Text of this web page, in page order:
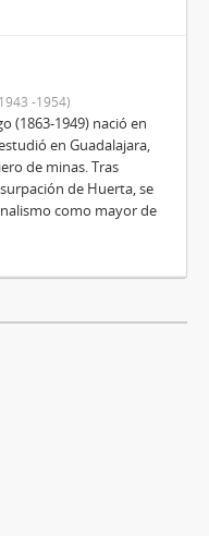
-1954)
(1863-1949) nació en
en Guadalajara,
de minas. Tras
de Huerta, se
como mayor de